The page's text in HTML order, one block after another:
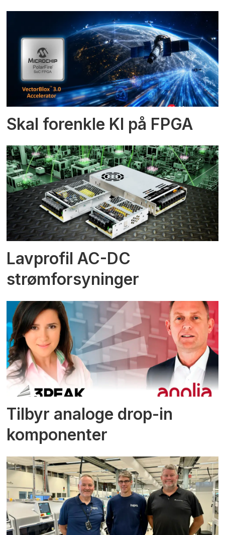
Skal forenkle KI på FPGA
Lavprofil AC-DC
strømforsyninger
Tilbyr analoge drop-in
komponenter